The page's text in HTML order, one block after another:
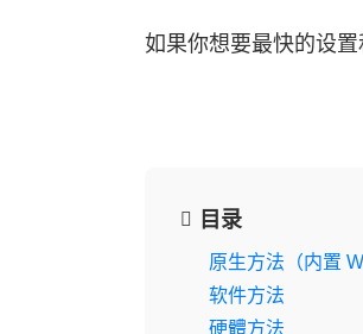
如果你想要最快的设
目录
原生方法（内置
软件方法
硬體方法